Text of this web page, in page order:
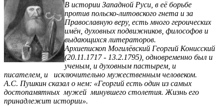
В истории Западной Руси, в её борьбе
против польско-литовского гнета и за
Православную веру, есть много героических
имён, духовных подвижников, философов и
выдающихся литераторов.
Архиепископ Могилёвский Георгий Конисский
(20.11.1717 - 13.2.1795), одновременно был и
ученым, и духовным пастырем, и
писателем, и исключительно мужественным человеком.
А.С. Пушкин сказал о нем: «Георгий есть один из самых
достопамятных мужей минувшего столетия. Жизнь его
принадлежит истории».